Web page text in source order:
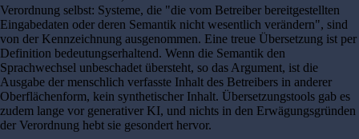
Verordnung selbst: Systeme, die "die vom Betreiber bereitgestellten
Eingabedaten oder deren Semantik nicht wesentlich verändern", sind
von der Kennzeichnung ausgenommen. Eine treue Übersetzung ist per
Definition bedeutungserhaltend. Wenn die Semantik den
Sprachwechsel unbeschadet übersteht, so das Argument, ist die
Ausgabe der menschlich verfasste Inhalt des Betreibers in anderer
Oberflächenform, kein synthetischer Inhalt. Übersetzungstools gab es
zudem lange vor generativer KI, und nichts in den Erwägungsgründen
der Verordnung hebt sie gesondert hervor.